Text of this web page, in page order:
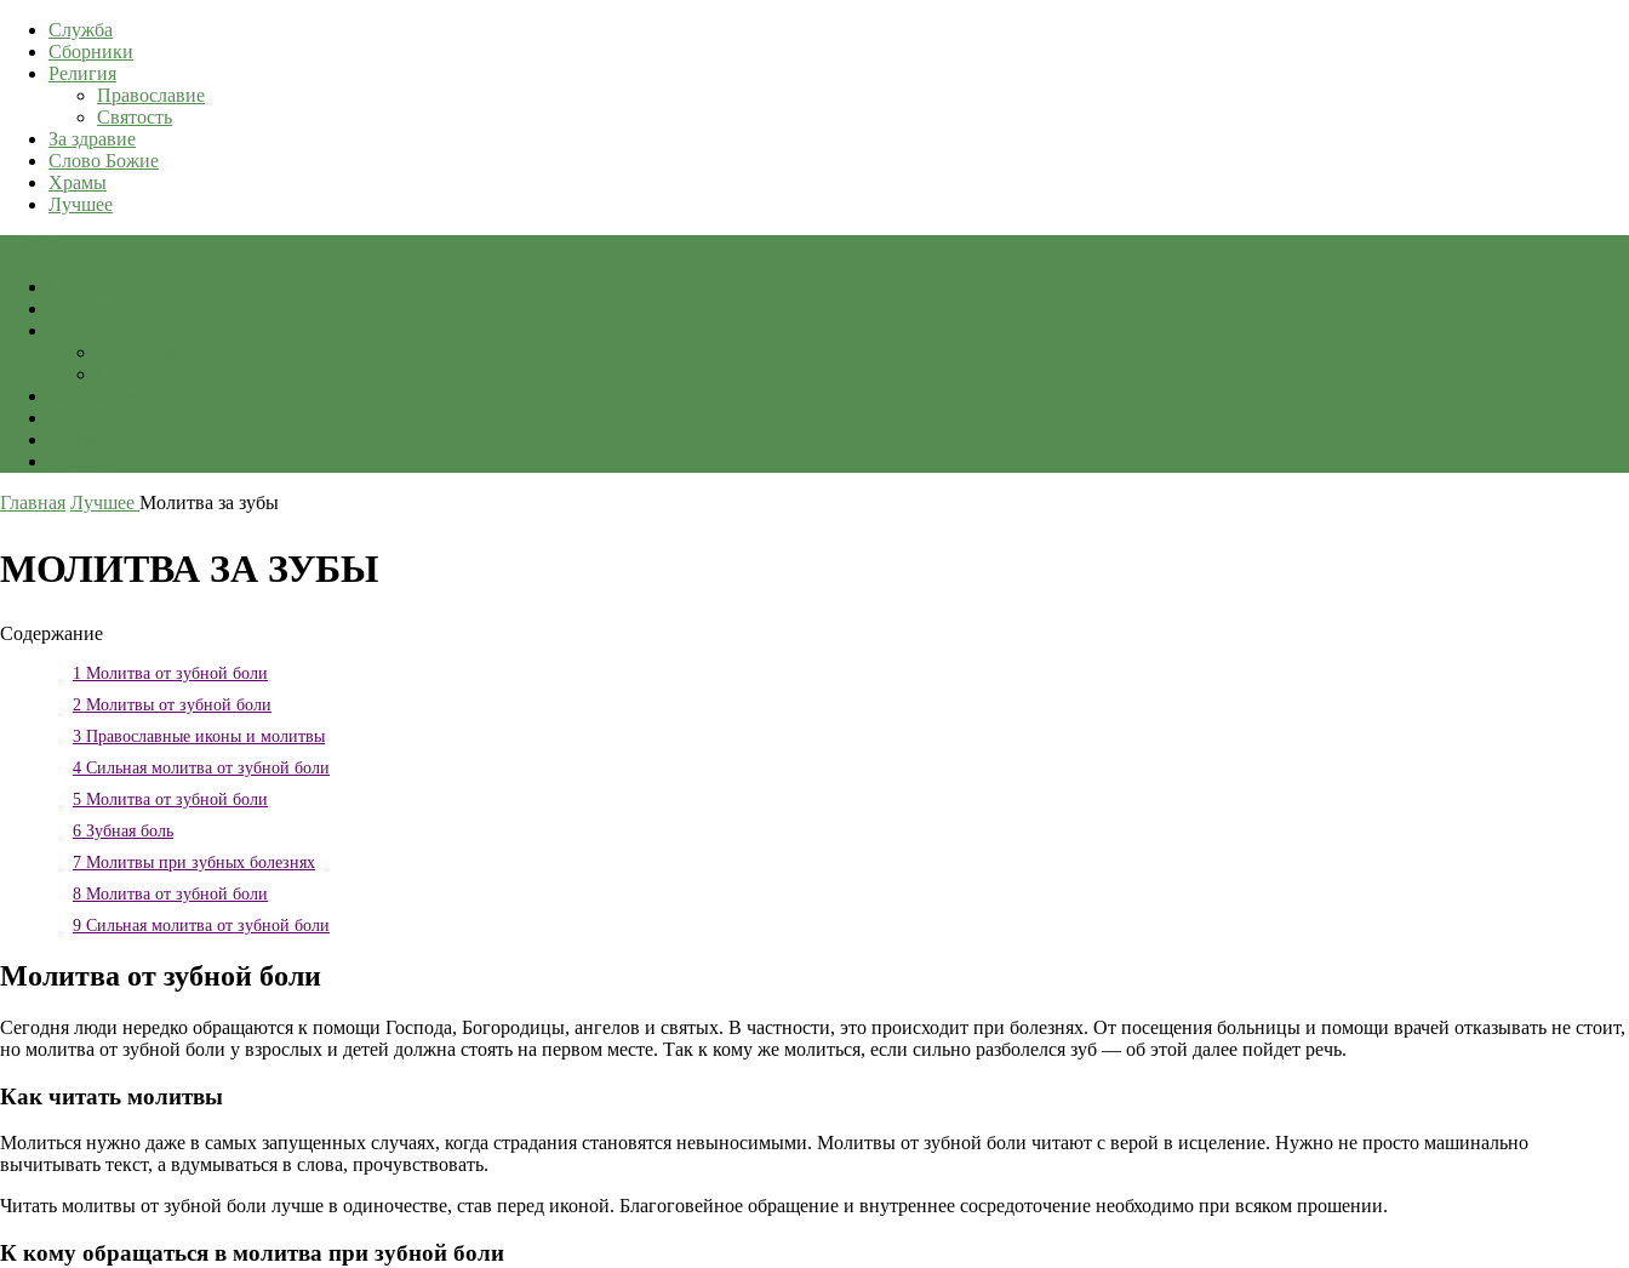
Служба
Сборники
Религия
Православие
Святость
За здравие
Слово Божие
Храмы
Лучшее
Главная Лучшее Молитва за зубы
МОЛИТВА ЗА ЗУБЫ
Содержание
1 Молитва от зубной боли
2 Молитвы от зубной боли
3 Православные иконы и молитвы
4 Сильная молитва от зубной боли
5 Молитва от зубной боли
6 Зубная боль
7 Молитвы при зубных болезнях
8 Молитва от зубной боли
9 Сильная молитва от зубной боли
Молитва от зубной боли
Сегодня люди нередко обращаются к помощи Господа, Богородицы, ангелов и святых. В частности, это происходит при болезнях. От посещения больницы и помощи врачей отказывать не стоит,
но молитва от зубной боли у взрослых и детей должна стоять на первом месте. Так к кому же молиться, если сильно разболелся зуб — об этой далее пойдет речь.
Как читать молитвы
Молиться нужно даже в самых запущенных случаях, когда страдания становятся невыносимыми. Молитвы от зубной боли читают с верой в исцеление. Нужно не просто машинально
вычитывать текст, а вдумываться в слова, прочувствовать.
Читать молитвы от зубной боли лучше в одиночестве, став перед иконой. Благоговейное обращение и внутреннее сосредоточение необходимо при всяком прошении.
К кому обращаться в молитва при зубной боли